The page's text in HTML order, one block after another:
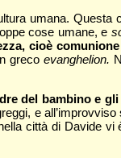
umana.
cose umane, e
cioè comunione
grecoevanghelion.
del bambino e
e
città di Davide